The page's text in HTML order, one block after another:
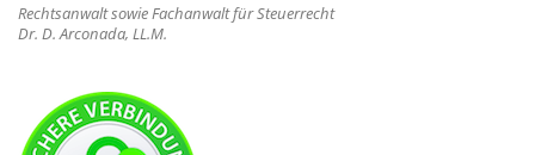
Rechtsanwalt sowie Fachanwalt für Steuerrecht
Dr. D. Arconada, LL.M.